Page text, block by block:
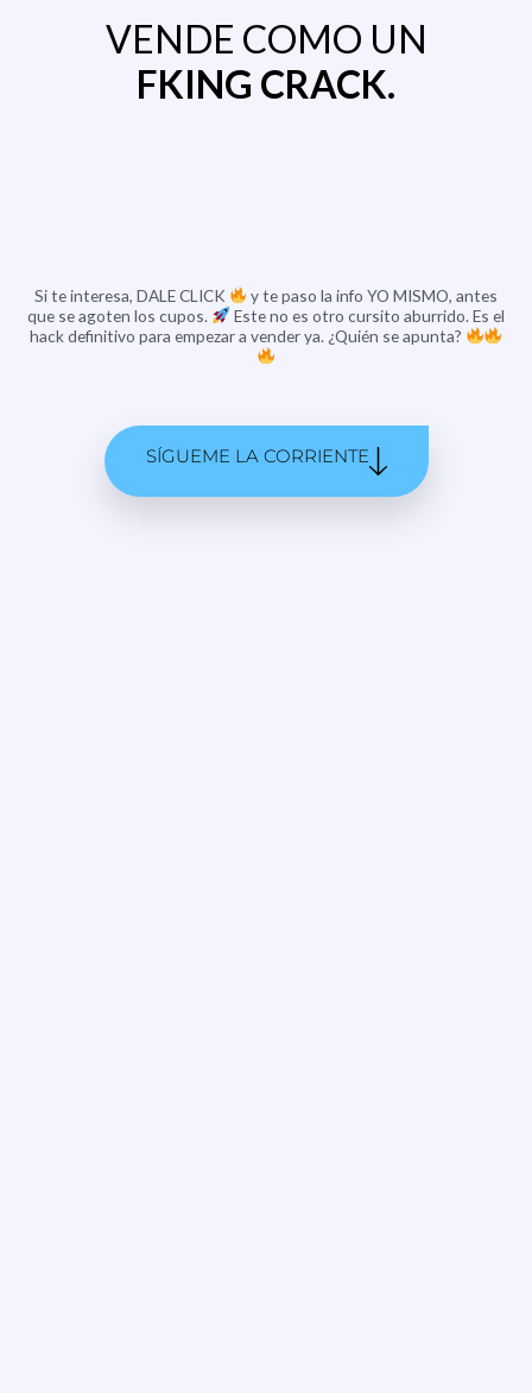
VENDE COMO UN
FKING CRACK.
Si te interesa, DALE CLICK
y te paso la info YO MISMO, antes
que se agoten los cupos.
Este no es otro cursito aburrido. Es el
hack definitivo para empezar a vender ya. ¿Quién se apunta?
SÍGUEME LA CORRIENTE